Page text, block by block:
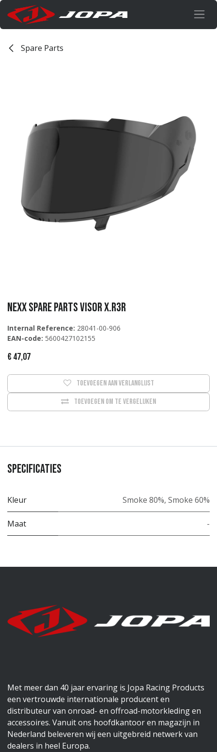
Overslaan naar inhoud
Spare Parts
Nexx Spare Parts VISOR X.R3R
Internal Reference: 28041-00-906
EAN-code: 5600427102155
€ 47,07
Toevoegen om te vergelijken
Toevoegen aan verlanglijst
Specificaties
Kleur Smoke 80%, Smoke 60%
Maat -
Met meer dan 40 jaar ervaring is Jopa Racing Products
een vertrouwde internationale producent en
distributeur van onroad- en offroad-motorkleding en
accessoires. Vanuit ons hoofdkantoor en magazijn in
Nederland beleveren wij een uitgebreid netwerk van
dealers in heel Europa.